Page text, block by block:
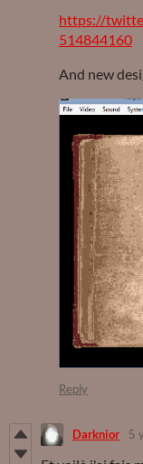
https://
514844160
And new
Reply
Darknior 5